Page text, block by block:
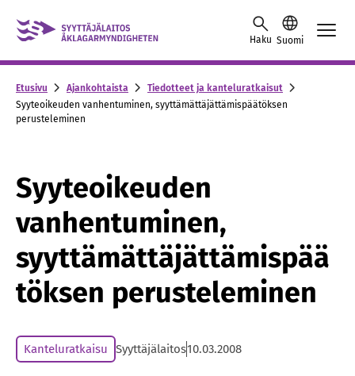
Skip to content -saavutettavuusohje
Haku Suomi
Etusivu Ajankohtaista
Tiedotteet ja kanteluratkaisut
Syyteoikeuden vanhentuminen, syyttämättäjättämispäätöksen
perusteleminen
Syyteoikeuden
vanhentuminen,
syyttämättäjättämispää
töksen perusteleminen
Kanteluratkaisu Syyttäjälaitos10.03.2008